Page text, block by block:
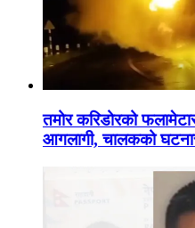
तमोर करिडोरको
आगलागी, चालकको